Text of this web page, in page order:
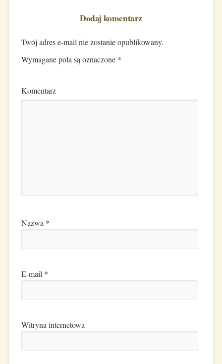
Dodaj komentarz
Twój adres e-mail nie zostanie opublikowany.
Wymagane pola są oznaczone *
Komentarz
Nazwa *
E-mail *
Witryna internetowa